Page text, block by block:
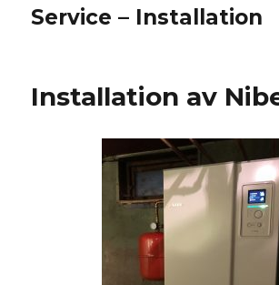
Service – Installation
Installation av